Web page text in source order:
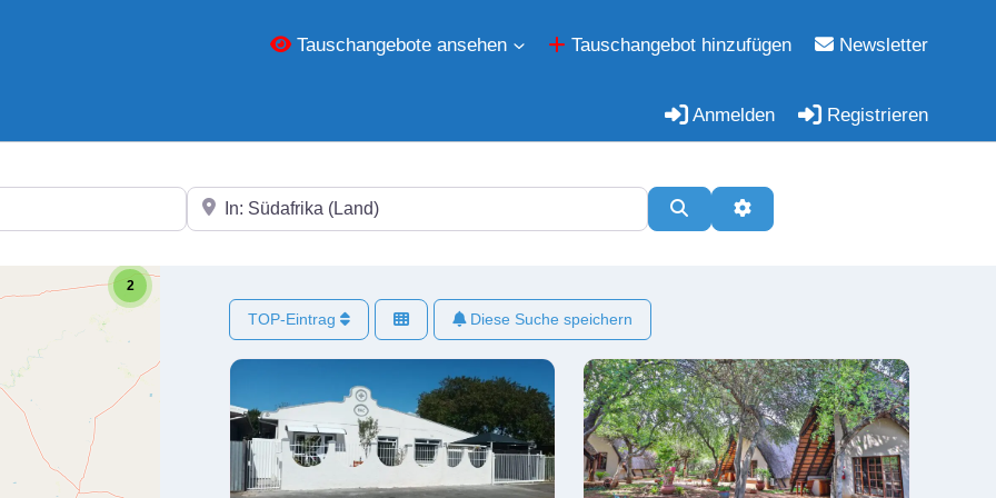
Tauschangebote ansehen Tauschangebot hinzufügen Newsletter
Anmelden Registrieren
In der Nähe SuchenErweiterte Filter
2
TOP-Eintrag Diese Suche speichern